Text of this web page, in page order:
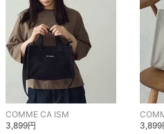
COMME CA ISM
3,899円
3,899